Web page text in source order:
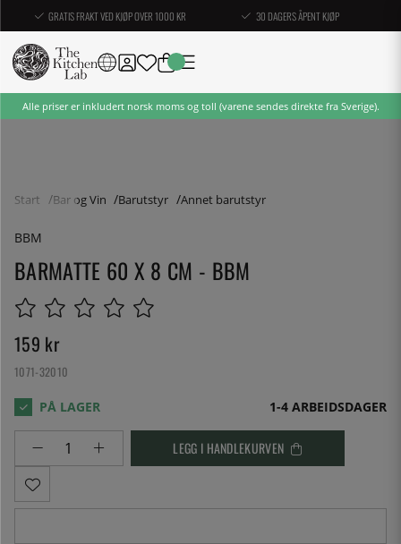
GRATIS FRAKT VED KJØP OVER 1000 KR 30 DAGERS ÅPENT KJØP
Alle priser er inkludert norsk moms og toll (varene sendes direkte fra Sverige).
Start Bar og Vin Barutstyr Annet barutstyr
BBM
BARMATTE 60 X 8 CM - BBM
159 kr
1071-32010
1-4 ARBEIDSDAGER
LEGG I HANDLEKURVEN